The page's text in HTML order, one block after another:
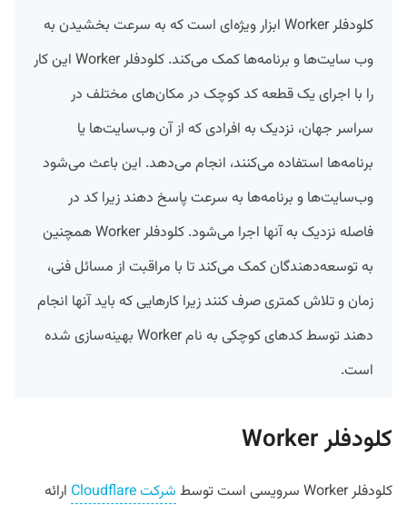
کلودفلر Worker ابزار ویژه‌ای است که به سرعت بخشیدن به
وب سایت‌ها و برنامه‌ها کمک می‌کند. کلودفلر Worker این کار
را با اجرای یک قطعه کد کوچک در مکان‌های مختلف در
سراسر جهان، نزدیک به افرادی که از آن وب‌سایت‌ها یا
برنامه‌ها استفاده می‌کنند، انجام می‌دهد. این باعث می‌شود
وب‌سایت‌ها و برنامه‌ها به سرعت پاسخ دهند زیرا کد در
فاصله نزدیک به آنها اجرا می‌شود. کلودفلر Worker همچنین
به توسعه‌دهندگان کمک می‌کند تا با مراقبت از مسائل فنی،
زمان و تلاش کمتری صرف کنند زیرا کارهایی که باید آنها انجام
دهند توسط کدهای کوچکی به نام Worker بهینه‌سازی شده
است.
کلودفلر Worker
کلودفلر Worker سرویسی است توسط شرکت Cloudflare
ارائه